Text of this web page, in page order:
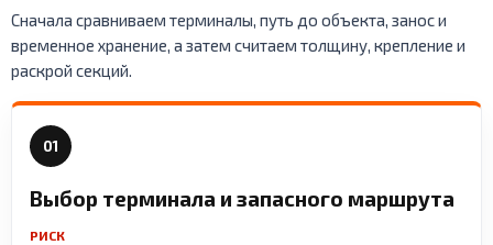
Сначала сравниваем терминалы, путь до объекта, занос и
временное хранение, а затем считаем толщину, крепление и
раскрой секций.
01
Выбор терминала и запасного маршрута
РИСК